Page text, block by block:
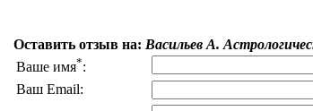
Оставить отзыв на: Васильев А.
Ваше имя*:
Ваш Email: